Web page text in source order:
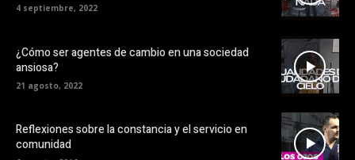
4 septiembre, 2022
¿Cómo ser agentes de cambio en una sociedad
ansiosa?
21 agosto, 2022
Reflexiones sobre la constancia y el servicio en
comunidad